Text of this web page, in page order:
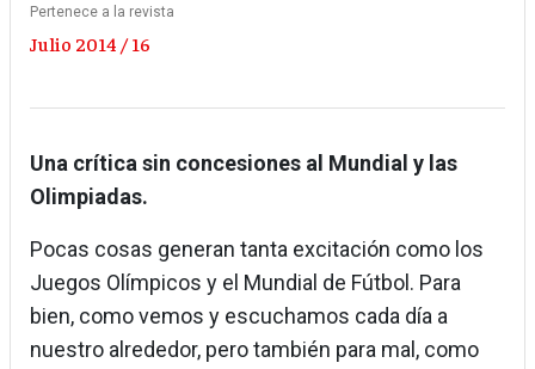
Pertenece a la revista
Julio 2014 / 16
Una crítica sin concesiones al Mundial y las
Olimpiadas.
Pocas cosas generan tanta excitación como los
Juegos Olímpicos y el Mundial de Fútbol. Para
bien, como vemos y escuchamos cada día a
nuestro alrededor, pero también para mal, como